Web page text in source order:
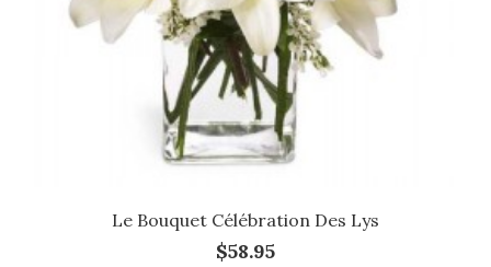
Le Bouquet Célébration Des Lys
$58.95